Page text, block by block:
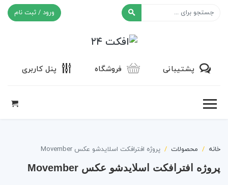
ورود / ثبت نام
پشتیبانی فروشگاه پنل کاربری
خانه محصولات پروژه افترافکت اسلایدشو عکس Movember
پروژه افترافکت اسلایدشو عکس Movember